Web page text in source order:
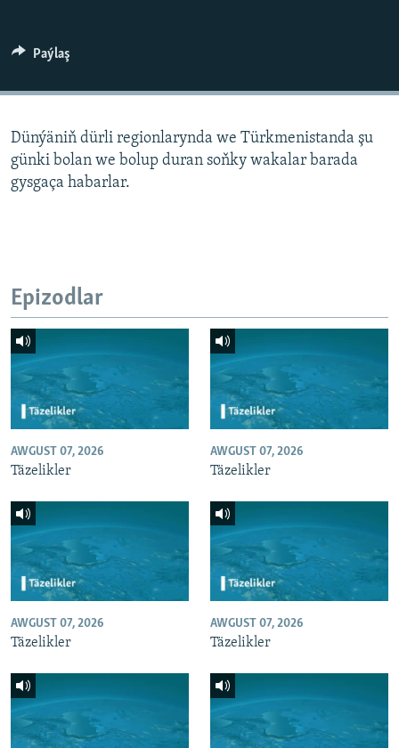
Paýlaş
Dünýäniň dürli regionlarynda we Türkmenistanda şu
günki bolan we bolup duran soňky wakalar barada
gysgaça habarlar.
Epizodlar
AWGUST 07, 2026
Täzelikler
AWGUST 07, 2026
Täzelikler
AWGUST 07, 2026
Täzelikler
AWGUST 07, 2026
Täzelikler